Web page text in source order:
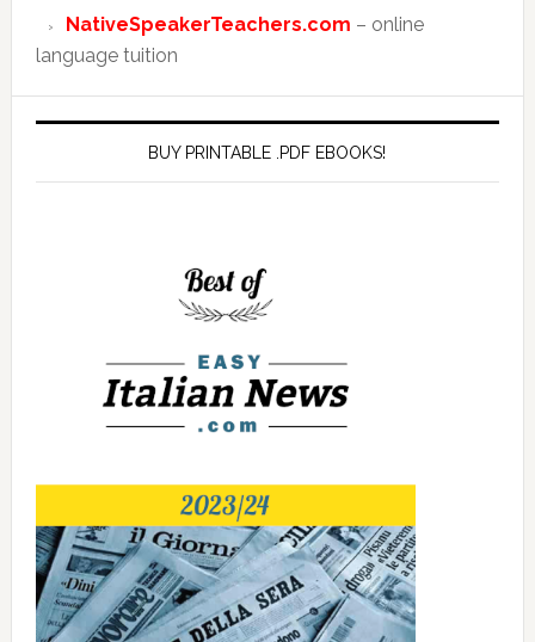
NativeSpeakerTeachers.com – online
language tuition
BUY PRINTABLE .PDF EBOOKS!